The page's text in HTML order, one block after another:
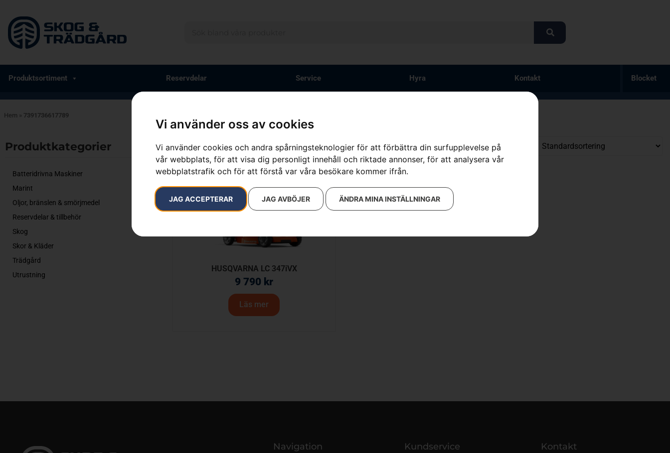
Vi använder oss av cookies
Vi använder cookies och andra spårningsteknologier för att förbättra din surfupplevelse på
vår webbplats, för att visa dig personligt innehåll och riktade annonser, för att analysera vår
webbplatstrafik och för att förstå var våra besökare kommer ifrån.
JAG ACCEPTERAR JAG AVBÖJER ÄNDRA MINA INSTÄLLNINGAR
Produktsortiment Reservdelar Service Hyra Kontakt Blocket
Hem » 7391736617789
Produktkategorier​
Batteridrivna Maskiner
Marint
Oljor, bränslen & smörjmedel
Reservdelar & tillbehör
Skog
Skor & Kläder
Trädgård
Utrustning
Endast ett sökresultat
HUSQVARNA LC 347iVX
9 790 kr
Läs mer
Navigation Kundservice Kontakt